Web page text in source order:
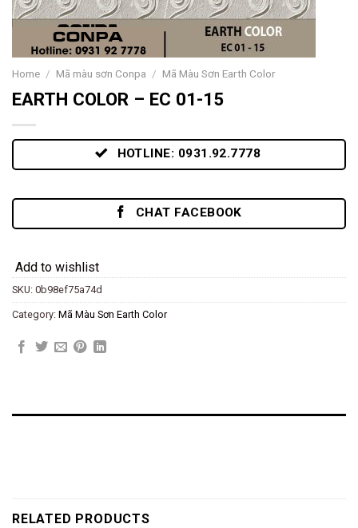
Home / Mã màu sơn Conpa / Mã Màu Sơn Earth Color
EARTH COLOR – EC 01-15
HOTLINE: 0931.92.7778
CHAT FACEBOOK
Add to wishlist
SKU: 0b98ef75a74d
Category: Mã Màu Sơn Earth Color
RELATED PRODUCTS